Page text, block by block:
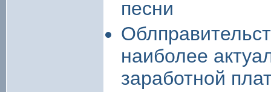
песни
наиболее
заработной